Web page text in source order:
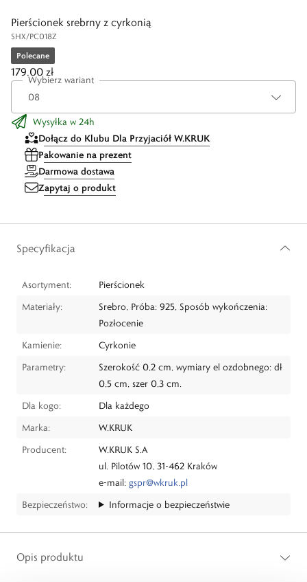
Pierścionek srebrny z cyrkonią
SHX/PC018Z
Polecane
179,00 zł
Wybierz wariant
Wysyłka w 24h
Dołącz do Klubu Dla Przyjaciół W.KRUK
Pakowanie na prezent
Darmowa dostawa
Zapytaj o produkt
Specyfikacja
Asortyment:
Pierścionek
Materiały:
Srebro, Próba: 925, Sposób wykończenia:
Pozłocenie
Kamienie:
Cyrkonie
Parametry:
Szerokość 0,2 cm, wymiary el ozdobnego: dł
0,5 cm, szer 0,3 cm.
Dla kogo:
Dla każdego
Marka:
W.KRUK
Producent:
W.KRUK S.A
ul. Pilotów 10, 31-462 Kraków
e-mail: gspr@wkruk.pl
Bezpieczeństwo:
Informacje o bezpieczeństwie
Opis produktu